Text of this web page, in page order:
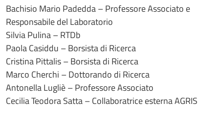
Bachisio Mario Padedda – Professore Associato e
Responsabile del Laboratorio
Silvia Pulina – RTDb
Paola Casiddu – Borsista di Ricerca
Cristina Pittalis – Borsista di Ricerca
Marco Cherchi – Dottorando di Ricerca
Antonella Lugliè – Professore Associato
Cecilia Teodora Satta – Collaboratrice esterna AGRIS